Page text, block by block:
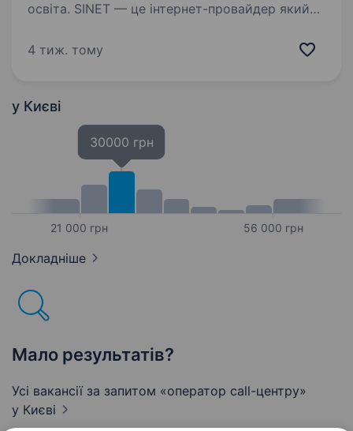
освіта. SINET — це інтернет-провайдер який
та телебачення. Наша компанія на ринку
Наша компанія зацікавлена…
4 тиж. тому
у Києві
21 000 грн
30000 грн
56 000 грн
Докладніше
Мало результатів?
Усі вакансії за запитом «оператор call-центру»
у Києві